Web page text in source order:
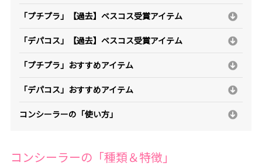
「プチプラ」【過去】ベスコス受賞アイテム
「デパコス」【過去】ベスコス受賞アイテム
「プチプラ」おすすめアイテム
「デパコス」おすすめアイテム
コンシーラーの「使い方」
コンシーラーの「種類＆特徴」